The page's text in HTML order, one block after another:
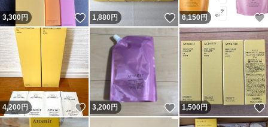
3,300円 いいね！
1,880円 いいね！
6,150円
4,200円 いいね！
3,200円 いいね！
1,500円